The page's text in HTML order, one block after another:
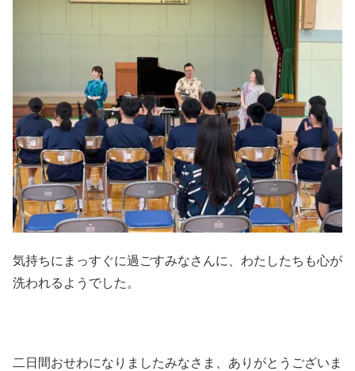
気持ちにまっすぐに過ごすみなさんに、わたしたちも心が
洗われるようでした。
二日間おせわになりましたみなさま、ありがとうございま